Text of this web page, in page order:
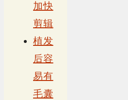
加快
剪辑
植发
后容
易有
毛囊